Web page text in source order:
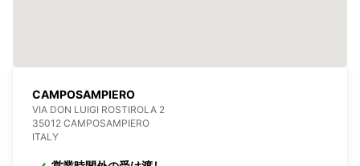
CAMPOSAMPIERO
VIA DON LUIGI ROSTIROLA 2
35012 CAMPOSAMPIERO
ITALY